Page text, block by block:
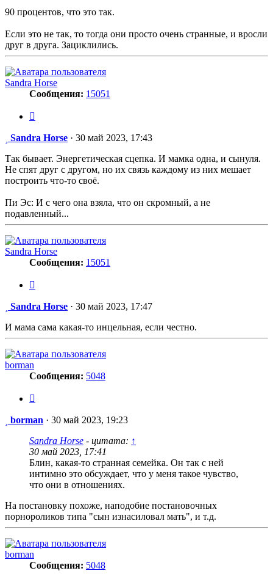
90 процентов, что это так.
Если это не так, то тогда они просто очень странные, и вросли
друг в друга. Зациклились.
Sandra Horse
Сообщения: 15051
Сообщение
Sandra Horse · 30 май 2023, 17:43
Так бывает. Энергетическая сцепка. И мамка одна, и сынуля.
Не спят друг с другом, но их связь каждому из них мешает
построить что-то своё.
Пи Эс: И с чего она взяла, что он скромный, а не
подавленный...
Sandra Horse
Сообщения: 15051
Сообщение
Sandra Horse · 30 май 2023, 17:47
И мама сама какая-то инцельная, если честно.
borman
Сообщения: 5048
Сообщение
borman · 30 май 2023, 19:23
Sandra Horse - цитата: ↑
30 май 2023, 17:41
Блин, какая-то странная семейка. Он так с ней
интимно это обсуждает, что у меня такое чувство,
что они в отношениях.
На постановку похоже, наподобие постановочных
порнороликов типа "сын изнасиловал мать", и т.д.
borman
Сообщения: 5048